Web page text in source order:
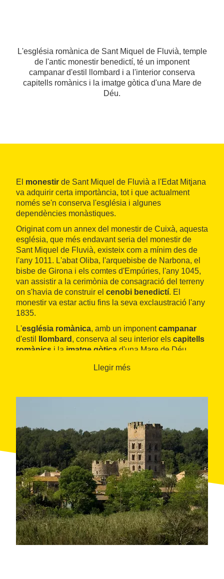
L'església romànica de Sant Miquel de Fluvià, temple
de l'antic monestir benedictí, té un imponent
campanar d'estil llombard i a l'interior conserva
capitells romànics i la imatge gòtica d'una Mare de
Déu.
El monestir de Sant Miquel de Fluvià a l'Edat Mitjana
va adquirir certa importància, tot i que actualment
només se'n conserva l'església i algunes
dependències monàstiques.
Originat com un annex del monestir de Cuixà, aquesta
església, que més endavant seria del monestir de
Sant Miquel de Fluvià, existeix com a mínim des de
l'any 1011. L'abat Oliba, l'arquebisbe de Narbona, el
bisbe de Girona i els comtes d'Empúries, l'any 1045,
van assistir a la cerimònia de consagració del terreny
on s'havia de construir el cenobi benedictí. El
monestir va estar actiu fins la seva exclaustració l'any
1835.
L'església romànica, amb un imponentcampanar
d'estil
llombard , conserva al seu interior els capitells
romànics i la imatge gòtica d'una Mare de Déu
Llegir més